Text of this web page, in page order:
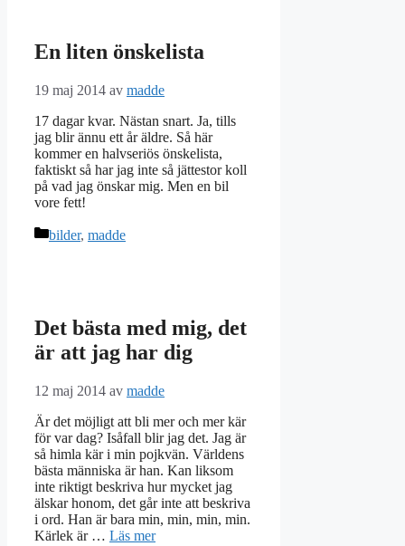
En liten önskelista
19 maj 2014 av madde
17 dagar kvar. Nästan snart. Ja, tills
jag blir ännu ett år äldre. Så här
kommer en halvseriös önskelista,
faktiskt så har jag inte så jättestor koll
på vad jag önskar mig. Men en bil
vore fett!
Kategorier
bilder, madde
Det bästa med mig, det
är att jag har dig
12 maj 2014 av madde
Är det möjligt att bli mer och mer kär
för var dag? Isåfall blir jag det. Jag är
så himla kär i min pojkvän. Världens
bästa människa är han. Kan liksom
inte riktigt beskriva hur mycket jag
älskar honom, det går inte att beskriva
i ord. Han är bara min, min, min, min.
Kärlek är … Läs mer